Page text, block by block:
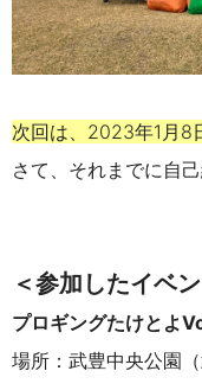
次回は、2023年1月8
さて、それまでに自
＜参加したイベ
プロギングたけとよ
場所：武豊中央公園（